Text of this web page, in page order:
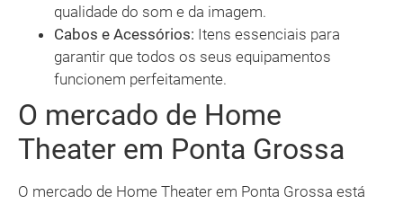
qualidade do som e da imagem.
Cabos e Acessórios: Itens essenciais para
garantir que todos os seus equipamentos
funcionem perfeitamente.
O mercado de Home
Theater em Ponta Grossa
O mercado de Home Theater em Ponta Grossa está